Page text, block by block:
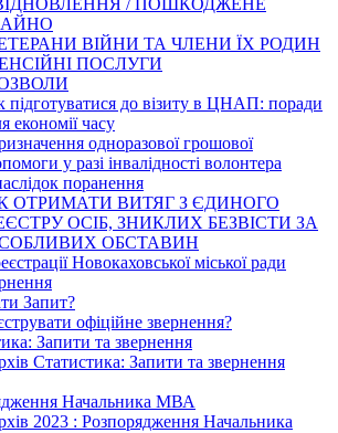
ВІЙНИ ТА ЧЛЕНИ ЇХ РОДИН
ПОСЛУГИ
підготуватися до візиту в ЦНАП: поради
економії часу
одноразової грошової
у разі інвалідності волонтера
поранення
ОТРИМАТИ ВИТЯГ З ЄДИНОГО
ОСІБ, ЗНИКЛИХ БЕЗВІСТИ ЗА
ОБСТАВИН
Новокаховської міської ради
Запит?
офіційне звернення?
Запити та звернення
Статистика: Запити та звернення
Начальника МВА
2023 : Розпорядження Начальника